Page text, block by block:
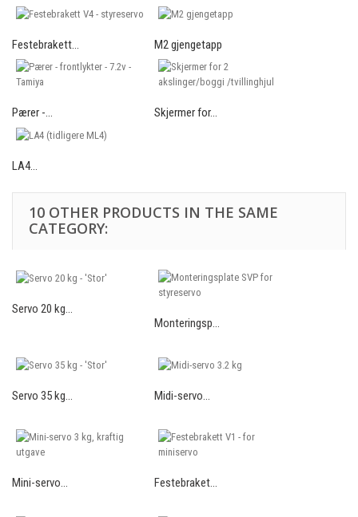
Festebrakett... M2 gjengetapp
Pærer -... Skjermer for...
LA4...
10 OTHER PRODUCTS IN THE SAME
CATEGORY:
Servo 20 kg...
Monteringsp...
Servo 35 kg... Midi-servo...
Mini-servo... Festebraket...